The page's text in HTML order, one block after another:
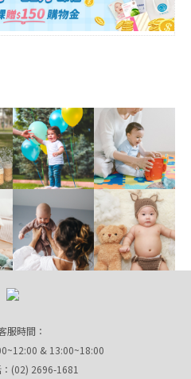
服時間：
& 13:00~18:00
(02) 2696-1681